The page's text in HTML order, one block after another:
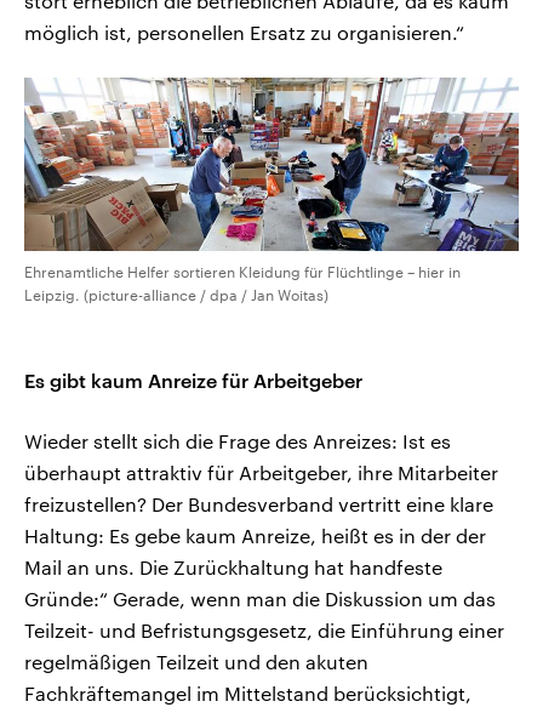
möglich ist, personellen Ersatz zu organisieren.“
Ehrenamtliche Helfer sortieren Kleidung für Flüchtlinge – hier in
Leipzig. (picture-alliance / dpa / Jan Woitas)
Es gibt kaum Anreize für Arbeitgeber
Wieder stellt sich die Frage des Anreizes: Ist es
überhaupt attraktiv für Arbeitgeber, ihre Mitarbeiter
freizustellen? Der Bundesverband vertritt eine klare
Haltung: Es gebe kaum Anreize, heißt es in der der
Mail an uns. Die Zurückhaltung hat handfeste
Gründe:“ Gerade, wenn man die Diskussion um das
Teilzeit- und Befristungsgesetz, die Einführung einer
regelmäßigen Teilzeit und den akuten
Fachkräftemangel im Mittelstand berücksichtigt,